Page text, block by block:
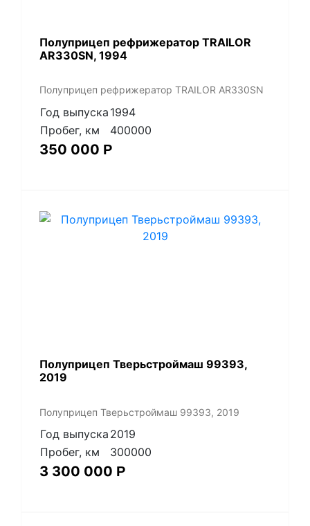
Полуприцеп рефрижератор TRAILOR
AR330SN, 1994
Полуприцеп рефрижератор TRAILOR AR330SN
Год выпуска 1994
Пробег, км
400000
350 000 Р
Полуприцеп Тверьстроймаш 99393,
2019
Полуприцеп Тверьстроймаш 99393, 2019
Год выпуска 2019
Пробег, км
300000
3 300 000 Р